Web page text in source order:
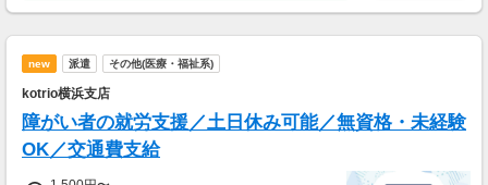
new 派遣 その他(医療・福祉系)
kotrio横浜支店
障がい者の就労支援／土日休み可能／無資格・未経験
OK／交通費支給